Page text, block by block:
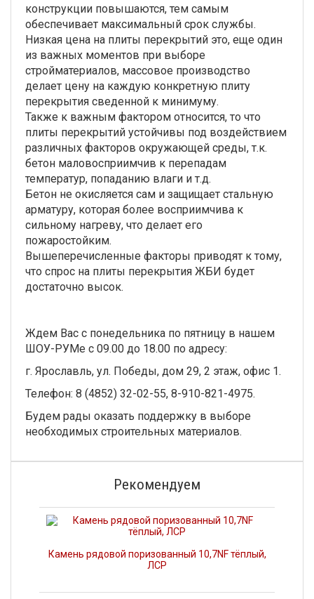
конструкции повышаются, тем самым
обеспечивает максимальный срок службы.
Низкая цена на плиты перекрытий это, еще один
из важных моментов при выборе
стройматериалов, массовое производство
делает цену на каждую конкретную плиту
перекрытия сведенной к минимуму.
Также к важным фактором относится, то что
плиты перекрытий устойчивы под воздействием
различных факторов окружающей среды, т.к.
бетон маловосприимчив к перепадам
температур, попаданию влаги и т.д.
Бетон не окисляется сам и защищает стальную
арматуру, которая более восприимчива к
сильному нагреву, что делает его
пожаростойким.
Вышеперечисленные факторы приводят к тому,
что спрос на плиты перекрытия ЖБИ будет
достаточно высок.
Ждем Вас с понедельника по пятницу в нашем
ШОУ-РУМе с 09.00 до 18.00 по адресу:
г. Ярославль, ул. Победы, дом 29, 2 этаж, офис 1.
Телефон: 8 (4852) 32-02-55, 8-910-821-4975.
Будем рады оказать поддержку в выборе
необходимых строительных материалов.
Рекомендуем
Камень рядовой поризованный 10,7NF тёплый,
ЛСР